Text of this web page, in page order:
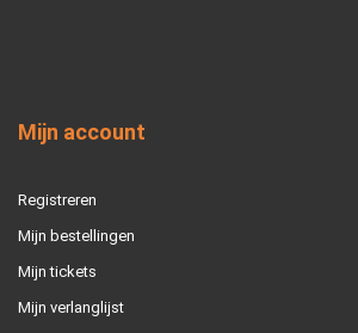
Mijn account
Registreren
Mijn bestellingen
Mijn tickets
Mijn verlanglijst